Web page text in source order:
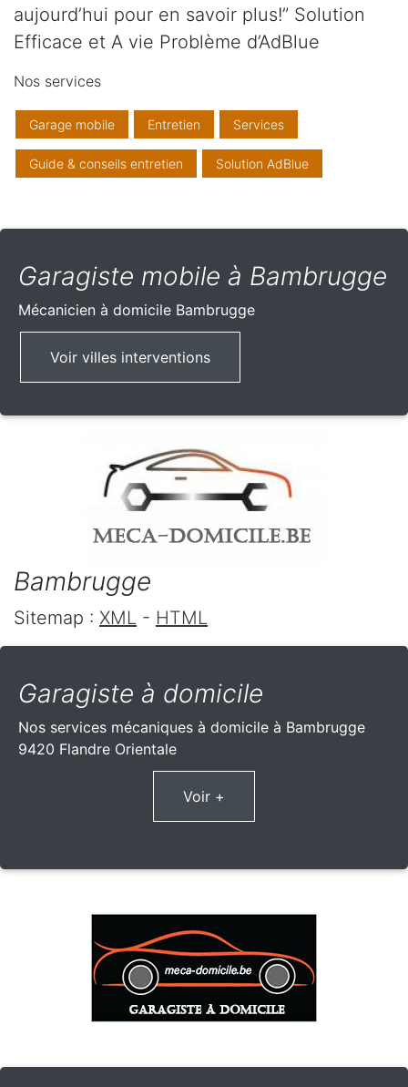
aujourd’hui pour en savoir plus!” Solution
Efficace et A vie Problème d’AdBlue
Nos services
Garage mobile Entretien Services
Guide & conseils entretien Solution AdBlue
Garagiste mobile à Bambrugge
Mécanicien à domicile Bambrugge
Voir villes interventions
Bambrugge
Sitemap : XML - HTML
Garagiste à domicile
Nos services mécaniques à domicile à Bambrugge
9420 Flandre Orientale
Voir +